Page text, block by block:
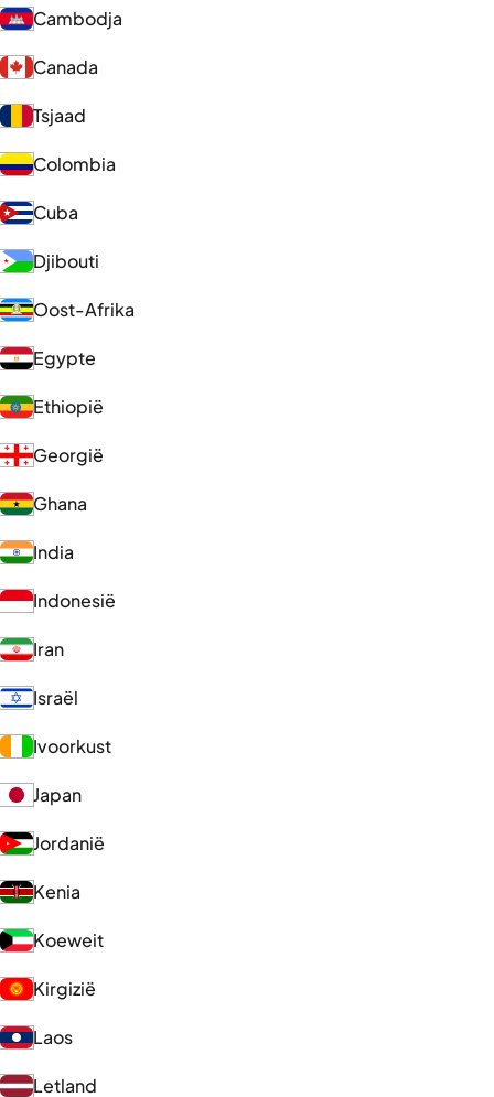
Cambodja
Canada
Tsjaad
Colombia
Cuba
Djibouti
Oost-Afrika
Egypte
Ethiopië
Georgië
Ghana
India
Indonesië
Iran
Israël
Ivoorkust
Japan
Jordanië
Kenia
Koeweit
Kirgizië
Laos
Letland